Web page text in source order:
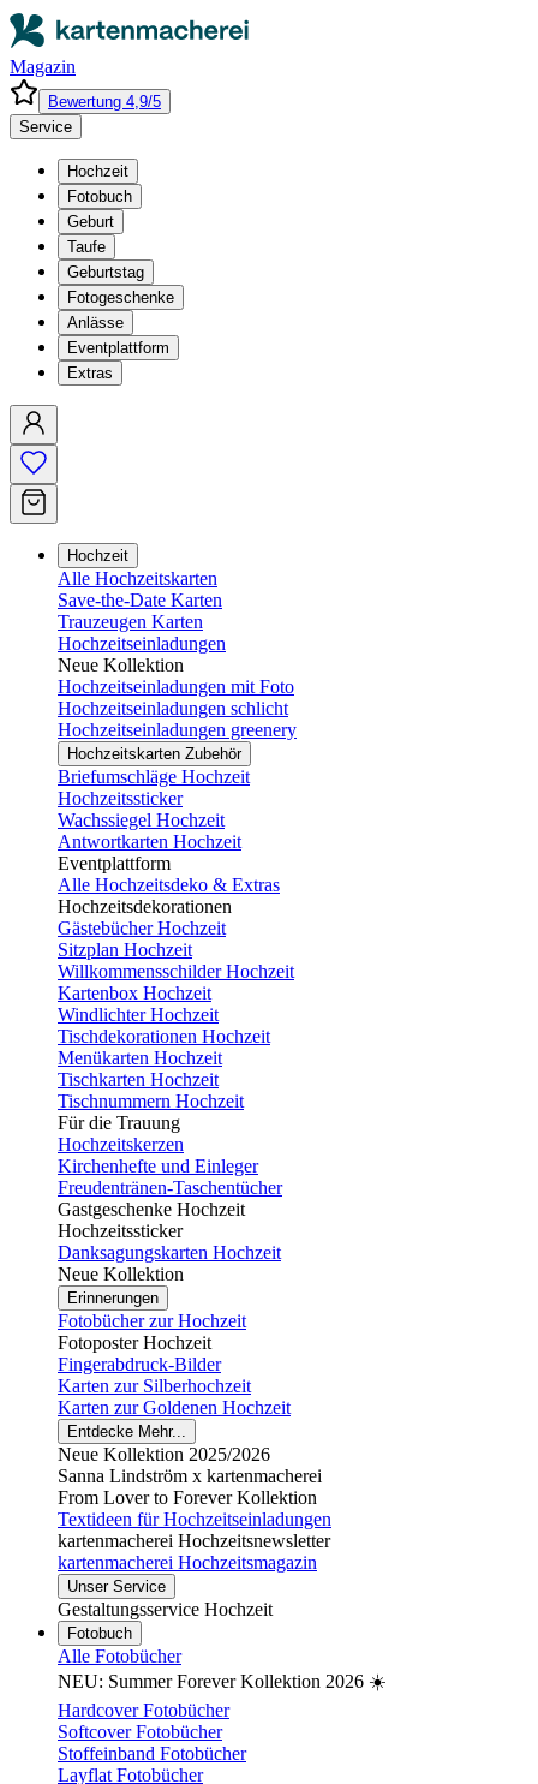
Magazin
Bewertung 4,9/5
Service
Hochzeit
Fotobuch
Geburt
Taufe
Geburtstag
Fotogeschenke
Anlässe
Eventplattform
Extras
Hochzeit
Alle Hochzeitskarten
Save-the-Date Karten
Trauzeugen Karten
Hochzeitseinladungen
Neue Kollektion
Hochzeitseinladungen mit Foto
Hochzeitseinladungen schlicht
Hochzeitseinladungen greenery
Hochzeitskarten Zubehör
Briefumschläge Hochzeit
Hochzeitssticker
Wachssiegel Hochzeit
Antwortkarten Hochzeit
Eventplattform
Alle Hochzeitsdeko & Extras
Hochzeitsdekorationen
Gästebücher Hochzeit
Sitzplan Hochzeit
Willkommensschilder Hochzeit
Kartenbox Hochzeit
Windlichter Hochzeit
Tischdekorationen Hochzeit
Menükarten Hochzeit
Tischkarten Hochzeit
Tischnummern Hochzeit
Für die Trauung
Hochzeitskerzen
Kirchenhefte und Einleger
Freudentränen-Taschentücher
Gastgeschenke Hochzeit
Hochzeitssticker
Danksagungskarten Hochzeit
Neue Kollektion
Erinnerungen
Fotobücher zur Hochzeit
Fotoposter Hochzeit
Fingerabdruck-Bilder
Karten zur Silberhochzeit
Karten zur Goldenen Hochzeit
Entdecke Mehr...
Neue Kollektion 2025/2026
Sanna Lindström x kartenmacherei
From Lover to Forever Kollektion
Textideen für Hochzeitseinladungen
kartenmacherei Hochzeitsnewsletter
kartenmacherei Hochzeitsmagazin
Unser Service
Gestaltungsservice Hochzeit
Fotobuch
Alle Fotobücher
NEU: Summer Forever Kollektion 2026 ☀️
Hardcover Fotobücher
Softcover Fotobücher
Stoffeinband Fotobücher
Layflat Fotobücher